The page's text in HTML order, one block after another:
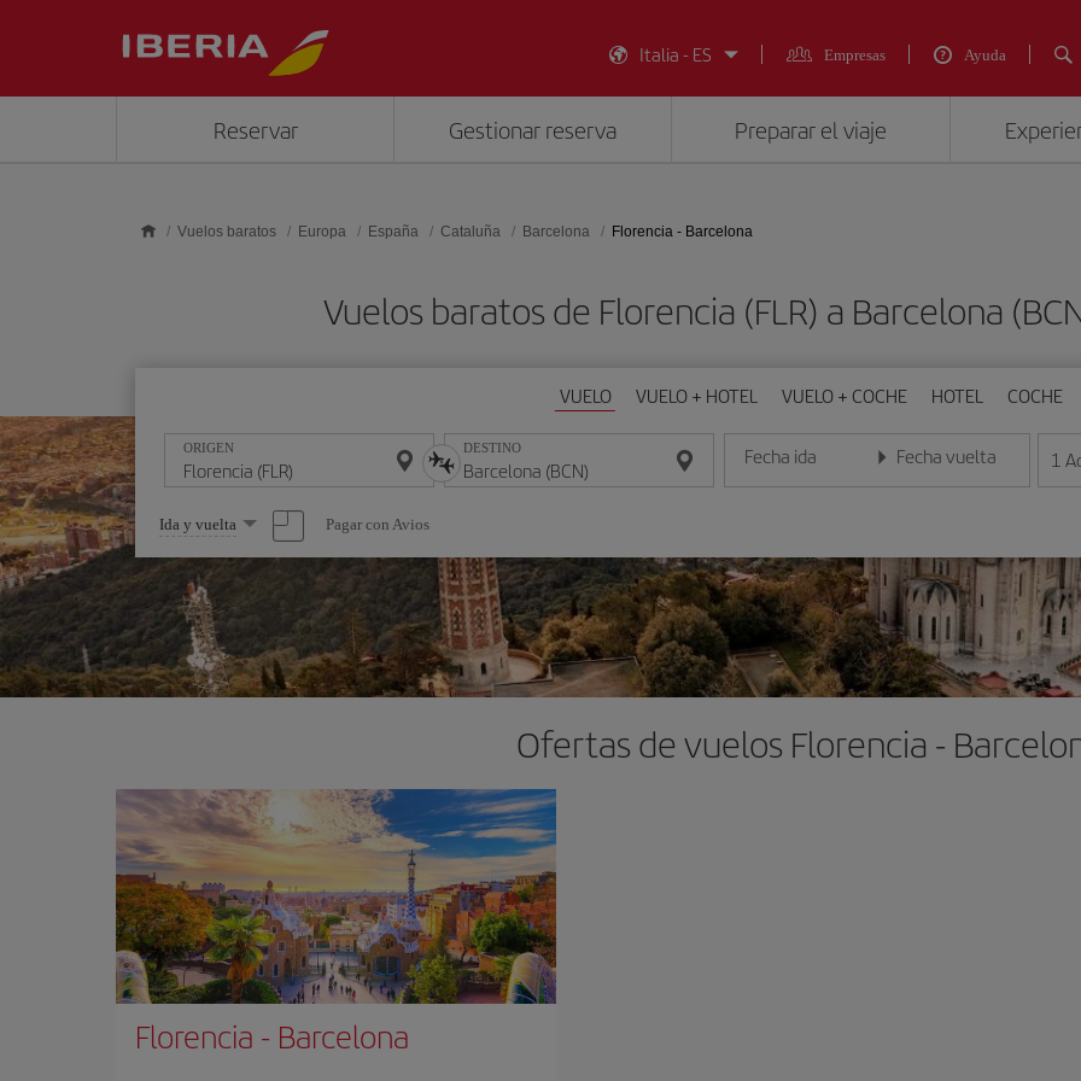
Italia - ES
Empresas Ayuda
Reservar Gestionar reserva Preparar el viaje
Vuelos baratos Europa España Cataluña Barcelona Florencia - Barcelona
Vuelos baratos de Florencia (FLR) a Barcelona
VUELO VUELO + HOTEL VUELO + COCHE HOTEL COCHE
ORIGEN DESTINO Fecha ida
Introduce la fecha en formato día/mes/año
Fecha vuelta
Introduce la fecha en 1
Seleccione
una
opción
Ida y vuelta Pagar con Avios
Ofertas de vuelos Florencia -
Florencia - Barcelona